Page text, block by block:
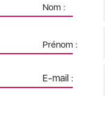
Nom :
Prénom :
E-mail :